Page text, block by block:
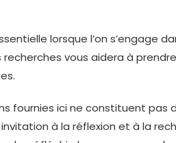
lorsque l’on s’engage
vous aidera à
fournies ici ne constituent pas
à la réflexion et à la